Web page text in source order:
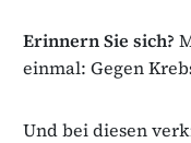
Erinnern Sie sich?
einmal: Gegen
Und bei diesen